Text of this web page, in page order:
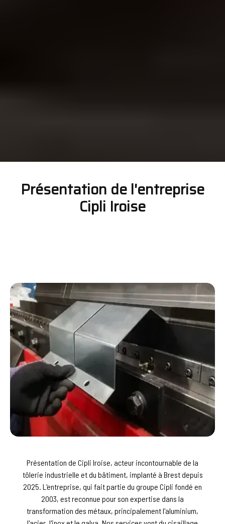
Présentation de l'entreprise
Cipli Iroise
Présentation de Cipli Iroise, acteur incontournable de la
tôlerie industrielle et du bâtiment, implanté à Brest depuis
2025. L'entreprise, qui fait partie du groupe Cipli fondé en
2003, est reconnue pour son expertise dans la
transformation des métaux, principalement l'aluminium,